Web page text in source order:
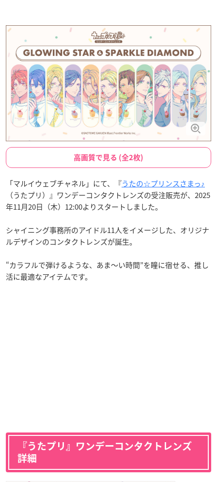
高画質で見る (全2枚)
「マルイウェブチャネル」にて、『うたの☆プリンスさまっ♪
（うたプリ）』ワンデーコンタクトレンズの受注販売が、2025
年11月20日（木）12:00よりスタートしました。
シャイニング事務所のアイドル11人をイメージした、オリジナ
ルデザインのコンタクトレンズが誕生。
“カラフルで弾けるような、あま〜い時間”を瞳に宿せる、推し
活に最適なアイテムです。
『うたプリ』ワンデーコンタクトレンズ
詳細